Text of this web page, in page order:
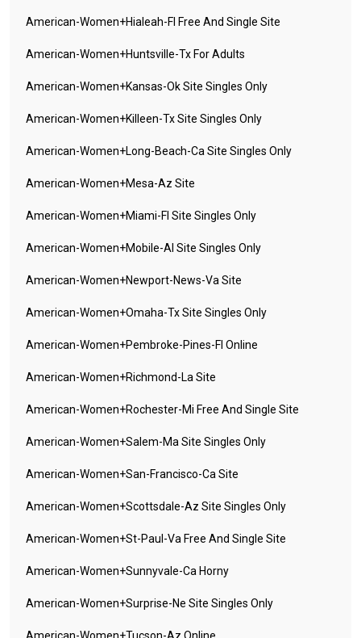
American-Women+hialeah-Fl Free And Single Site
American-Women+huntsville-Tx For Adults
American-Women+kansas-Ok Site Singles Only
American-Women+killeen-Tx Site Singles Only
American-Women+long-Beach-Ca Site Singles Only
American-Women+mesa-Az Site
American-Women+miami-Fl Site Singles Only
American-Women+mobile-Al Site Singles Only
American-Women+newport-News-Va Site
American-Women+omaha-Tx Site Singles Only
American-Women+pembroke-Pines-Fl Online
American-Women+richmond-La Site
American-Women+rochester-Mi Free And Single Site
American-Women+salem-Ma Site Singles Only
American-Women+san-Francisco-Ca Site
American-Women+scottsdale-Az Site Singles Only
American-Women+st-Paul-Va Free And Single Site
American-Women+sunnyvale-Ca Horny
American-Women+surprise-Ne Site Singles Only